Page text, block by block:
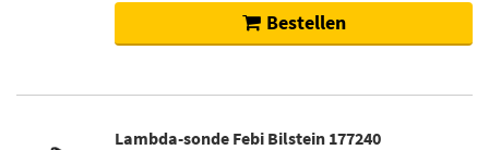
Bestellen
Lambda-sonde Febi Bilstein 177240